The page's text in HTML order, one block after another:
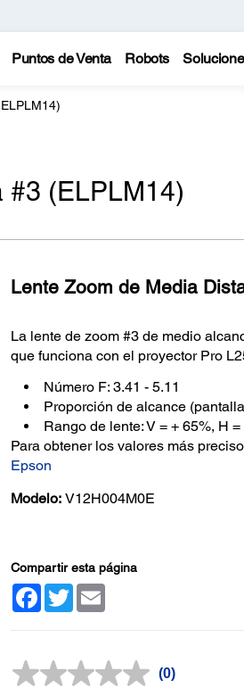
Puntos de Venta Robots
#3 (ELPLM14)
Lente Zoom de Media
La lente de zoom #3 de medio
que funciona con el proyector Pro
Número F: 3.41 - 5.11
Proporción de alcance
Rango de lente: V = + 65%, H =
Para obtener los valores más
Epson
Modelo: V12H004M0E
Compartir esta página
Facebook
TwitterEmail
Sin
(0)